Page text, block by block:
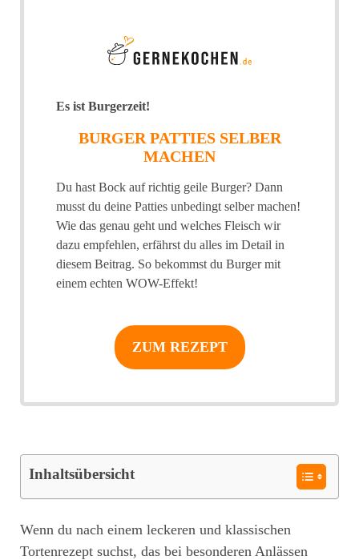
Es ist Burgerzeit!
BURGER PATTIES SELBER
MACHEN
Du hast Bock auf richtig geile Burger? Dann
musst du deine Patties unbedingt selber machen!
Wie das genau geht und welches Fleisch wir
dazu empfehlen, erfährst du alles im Detail in
diesem Beitrag. So bekommst du Burger mit
einem echten WOW-Effekt!
ZUM REZEPT
Inhaltsübersicht
Wenn du nach einem leckeren und klassischen
Tortenrezept suchst, das bei besonderen Anlässen